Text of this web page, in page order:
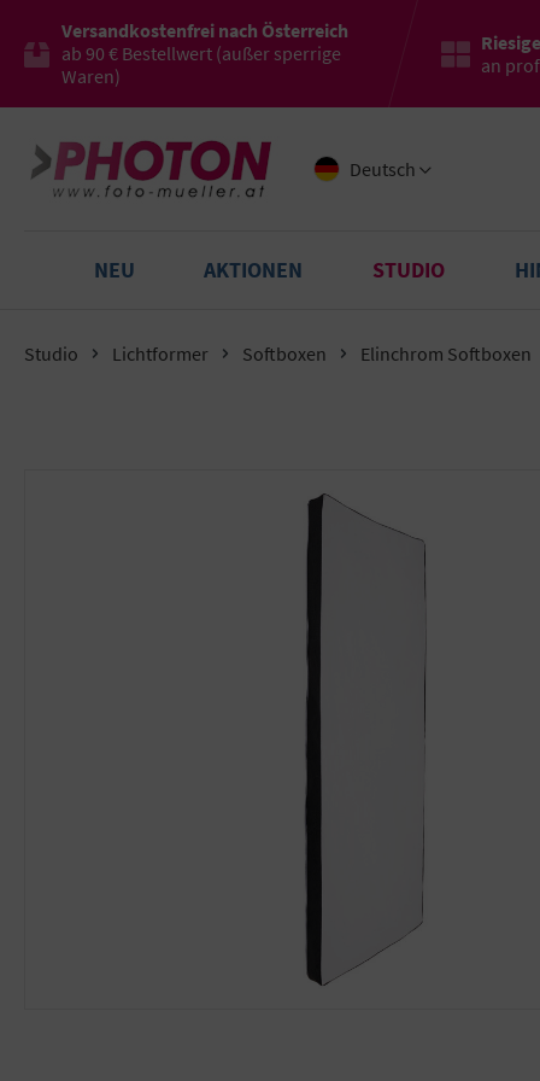
Versandkostenfrei nach Österreich
ab 90 € Bestellwert (außer sperrige
Waren)
an
Deutsch
NEU AKTIONEN STUDIO
Studio Lichtformer Softboxen Elinchrom Softboxen